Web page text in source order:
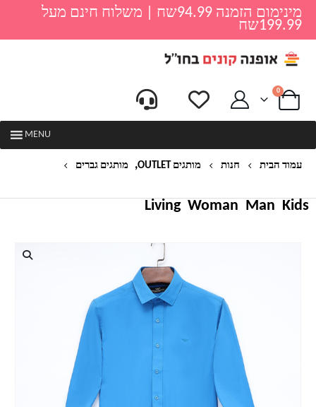
מינימום הזמנה 94.99שח | משלוח חינם מעל
199.99שח
0
MENU
עמוד הבית חנות מותגים OUTLET , מותגים גברים
Kids
Man
Woman
Living